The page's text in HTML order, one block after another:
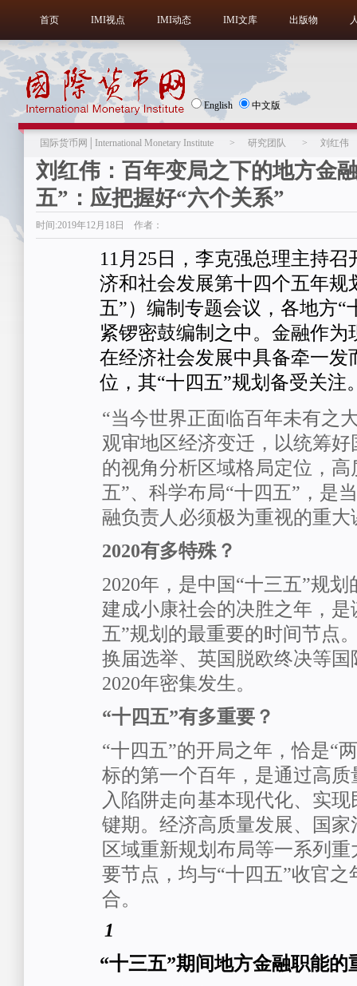
首页 IMI视点 IMI动态 IMI文库 出版物
English 中文版
国际货币网│International Monetary Institute > 研究团队 > 刘红伟
刘红伟：百年变局之下的地方金
五”：应把握好“六个关系”
时间:2019年12月18日 作者：
11月25日，李克强总理主持
济和社会发展第十四个五年规
五”）编制专题会议，各地方“
紧锣密鼓编制之中。金融作为
在经济社会发展中具备牵一发
位，其“十四五”规划备受关注
“当今世界正面临百年未有之
观审地区经济变迁，以统筹
的视角分析区域格局定位，高
五”、科学布局“十四五”，是
融负责人必须极为重视的重大
2020有多特殊？
2020年，是中国“十三五”规
建成小康社会的决胜之年，是
五”规划的最重要的时间节点
换届选举、英国脱欧终决等
2020年密集发生。
“十四五”有多重要？
“十四五”的开局之年，恰是“
标的第一个百年，是通过高
入陷阱走向基本现代化、实
键期。经济高质量发展、国
区域重新规划布局等一系列
要节点，均与“十四五”收官
合。
1
“十三五”期间地方金融职能的